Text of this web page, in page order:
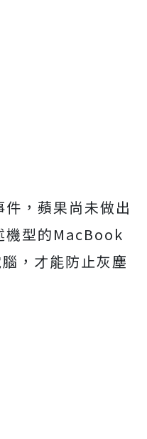
，蘋果尚未做出
機型的MacBook
，才能防止灰塵